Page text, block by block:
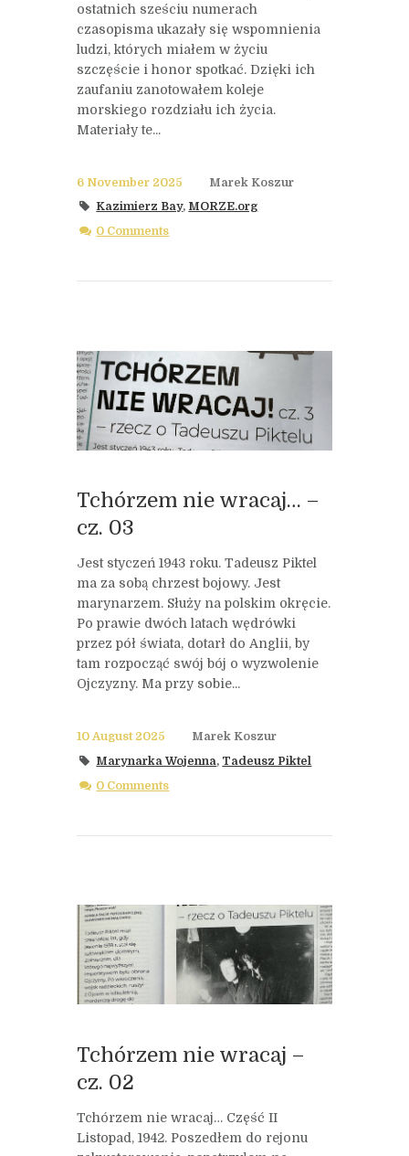
ostatnich sześciu numerach
czasopisma ukazały się wspomnienia
ludzi, których miałem w życiu
szczęście i honor spotkać. Dzięki ich
zaufaniu zanotowałem koleje
morskiego rozdziału ich życia.
Materiały te...
6 November 2025
Marek Koszur
Kazimierz Bay, MORZE.org
0 Comments
Tchórzem nie wracaj… –
cz. 03
Jest styczeń 1943 roku. Tadeusz Piktel
ma za sobą chrzest bojowy. Jest
marynarzem. Służy na polskim okręcie.
Po prawie dwóch latach wędrówki
przez pół świata, dotarł do Anglii, by
tam rozpocząć swój bój o wyzwolenie
Ojczyzny. Ma przy sobie...
10 August 2025
Marek Koszur
Marynarka Wojenna, Tadeusz Piktel
0 Comments
Tchórzem nie wracaj –
cz. 02
Tchórzem nie wracaj… Część II
Listopad, 1942. Poszedłem do rejonu